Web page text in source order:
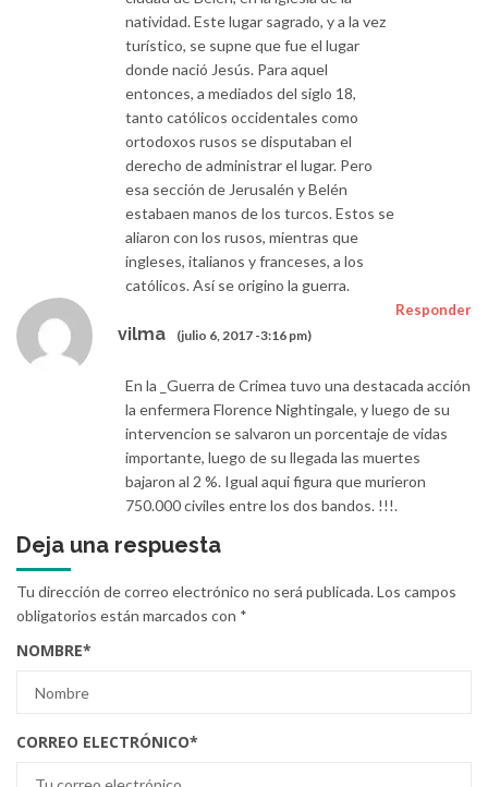
natividad. Este lugar sagrado, y a la vez
turístico, se supne que fue el lugar
donde nació Jesús. Para aquel
entonces, a mediados del siglo 18,
tanto católicos occidentales como
ortodoxos rusos se disputaban el
derecho de administrar el lugar. Pero
esa sección de Jerusalén y Belén
estabaen manos de los turcos. Estos se
aliaron con los rusos, mientras que
ingleses, italianos y franceses, a los
católicos. Así se origino la guerra.
vilma (julio 6, 2017 -3:16 pm)
Responder
En la _Guerra de Crimea tuvo una destacada acción
la enfermera Florence Nightingale, y luego de su
intervencion se salvaron un porcentaje de vidas
importante, luego de su llegada las muertes
bajaron al 2 %. Igual aqui figura que murieron
750.000 civiles entre los dos bandos. !!!.
Deja una respuesta
Tu dirección de correo electrónico no será publicada.Los campos
obligatorios están marcados con *
NOMBRE*
CORREO ELECTRÓNICO*